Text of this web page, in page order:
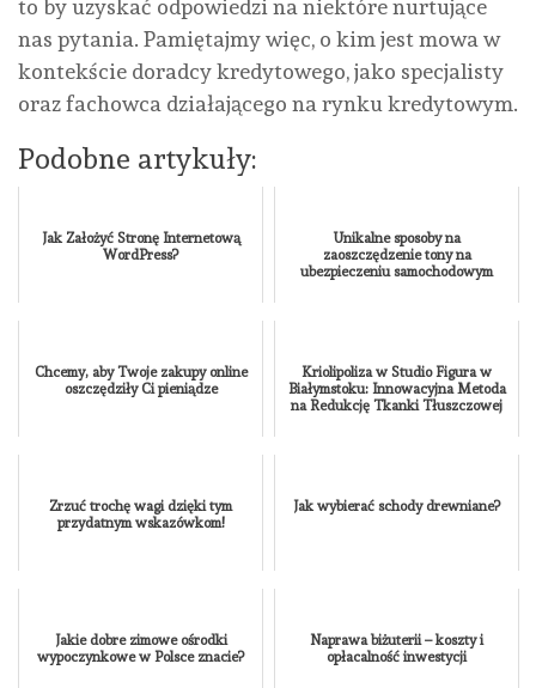
to by uzyskać odpowiedzi na niektóre nurtujące
nas pytania. Pamiętajmy więc, o kim jest mowa w
kontekście doradcy kredytowego, jako specjalisty
oraz fachowca działającego na rynku kredytowym.
Podobne artykuły:
Jak Założyć Stronę Internetową
WordPress?
Unikalne sposoby na
zaoszczędzenie tony na
ubezpieczeniu samochodowym
Chcemy, aby Twoje zakupy online
oszczędziły Ci pieniądze
Kriolipoliza w Studio Figura w
Białymstoku: Innowacyjna Metoda
na Redukcję Tkanki Tłuszczowej
Zrzuć trochę wagi dzięki tym
przydatnym wskazówkom!
Jak wybierać schody drewniane?
Jakie dobre zimowe ośrodki
wypoczynkowe w Polsce znacie?
Naprawa biżuterii – koszty i
opłacalność inwestycji